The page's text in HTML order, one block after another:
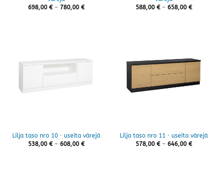
698,00 € – 780,00 €Hintaluokka:
588,00 € – 658,00 €
Lilja taso nro 10 · useita värejä
538,00 € – 608,00 €Hintaluokka:
Lilja taso nro 11 · useita värejä
578,00 € – 646,00 €